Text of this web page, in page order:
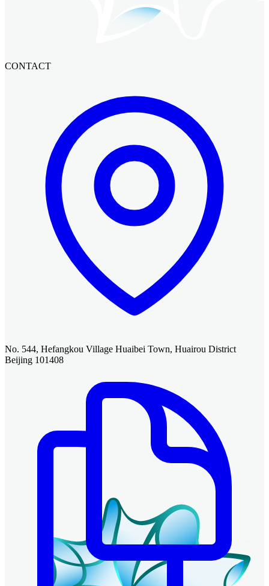
CONTACT
No. 544, Hefangkou Village Huaibei Town, Huairou District
Beijing 101408